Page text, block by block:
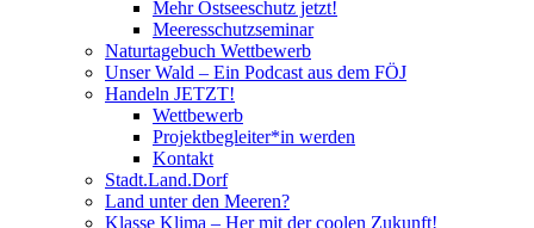
Mehr Ostseeschutz jetzt!
Meeresschutzseminar
Naturtagebuch Wettbewerb
Unser Wald – Ein Podcast aus dem FÖJ
Handeln JETZT!
Wettbewerb
Projektbegleiter*in werden
Kontakt
Stadt.Land.Dorf
Land unter den Meeren?
Klasse Klima – Her mit der coolen Zukunft!